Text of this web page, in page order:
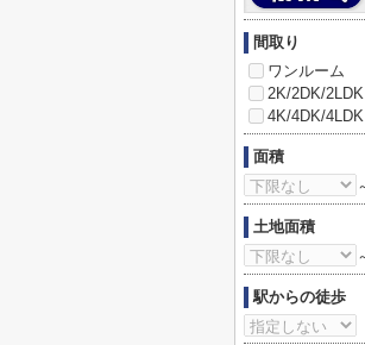
間取り
ワンルーム
2K/2DK/2LDK
4K/4DK/4LDK
面積
土地面積
駅からの徒歩